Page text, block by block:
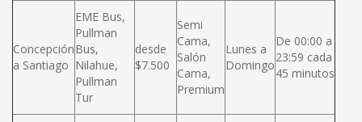
Concepción
a Santiago
EME Bus,
Pullman
Bus,
Nilahue,
Pullman
Tur
desde
$7.500
Semi
Cama,
Salón
Cama,
Premium
Lunes a
Domingo
De 00:00 a
23:59 cada
45 minutos